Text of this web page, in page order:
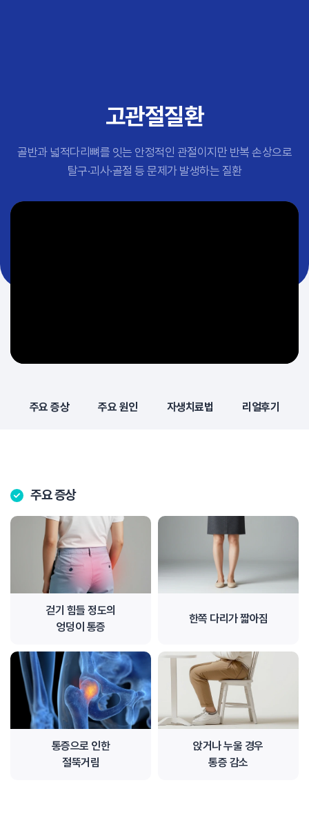
#교통사고후유증 #허리디스크
고관절질환
골반과 넓적다리뼈를 잇는 안정적인 관절이지만 반복 손상으로
탈구·괴사·골절 등 문제가 발생하는 질환
주요 증상 주요 원인 자생치료법 리얼후기
주요 증상
걷기 힘들 정도의
엉덩이 통증
한쪽 다리가 짧아짐
통증으로 인한
절뚝거림
앉거나 누울 경우
통증 감소